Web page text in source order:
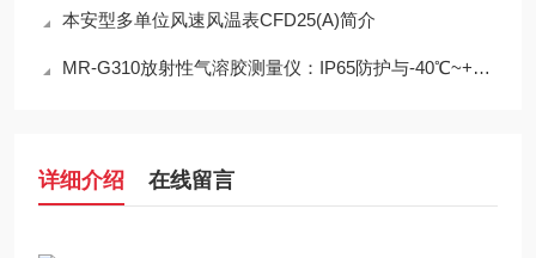
本安型多单位风速风温表CFD25(A)简介
MR-G310放射性气溶胶测量仪：IP65防护与-40℃~+50℃宽温工作能力
详细介绍 在线留言